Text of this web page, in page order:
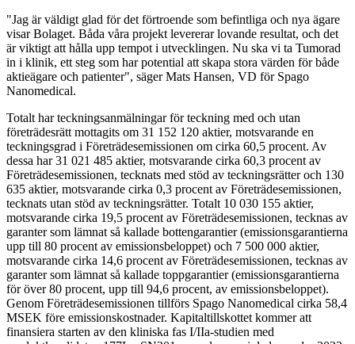
"Jag är väldigt glad för det förtroende som befintliga och nya ägare
visar Bolaget. Båda våra projekt levererar lovande resultat, och det
är viktigt att hålla upp tempot i utvecklingen. Nu ska vi ta Tumorad
in i klinik, ett steg som har potential att skapa stora värden för både
aktieägare och patienter", säger Mats Hansen, VD för Spago
Nanomedical.
Totalt har teckningsanmälningar för teckning med och utan
företrädesrätt mottagits om 31 152 120 aktier, motsvarande en
teckningsgrad i Företrädesemissionen om cirka 60,5 procent. Av
dessa har 31 021 485 aktier, motsvarande cirka 60,3 procent av
Företrädesemissionen, tecknats med stöd av teckningsrätter och 130
635 aktier, motsvarande cirka 0,3 procent av Företrädesemissionen,
tecknats utan stöd av teckningsrätter. Totalt 10 030 155 aktier,
motsvarande cirka 19,5 procent av Företrädesemissionen, tecknas av
garanter som lämnat så kallade bottengarantier (emissionsgarantierna
upp till 80 procent av emissionsbeloppet) och 7 500 000 aktier,
motsvarande cirka 14,6 procent av Företrädesemissionen, tecknas av
garanter som lämnat så kallade toppgarantier (emissionsgarantierna
för över 80 procent, upp till 94,6 procent, av emissionsbeloppet).
Genom Företrädesemissionen tillförs Spago Nanomedical cirka 58,4
MSEK före emissionskostnader. Kapitaltillskottet kommer att
finansiera starten av den kliniska fas I/IIa-studien med